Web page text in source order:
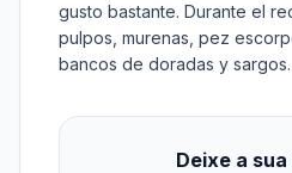
gusto bastante. Durante el
pulpos, murenas, pez
bancos de doradas y sargos.
Deixe a